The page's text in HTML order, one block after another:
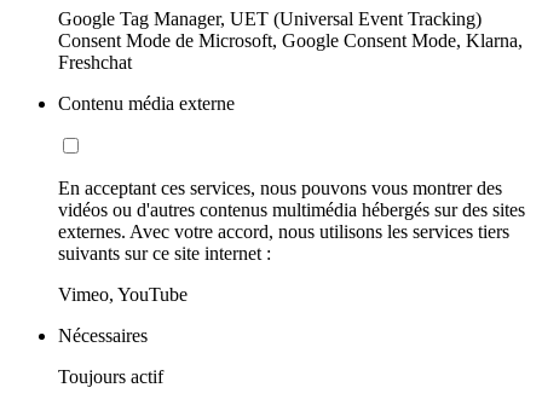
Google Tag Manager, UET (Universal Event Tracking)
Consent Mode de Microsoft, Google Consent Mode, Klarna,
Freshchat
Contenu média externe
En acceptant ces services, nous pouvons vous montrer des
vidéos ou d'autres contenus multimédia hébergés sur des sites
externes. Avec votre accord, nous utilisons les services tiers
suivants sur ce site internet :
Vimeo, YouTube
Nécessaires
Toujours actif